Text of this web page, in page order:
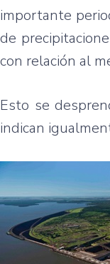
importante
de
con relación al
Esto se
indican